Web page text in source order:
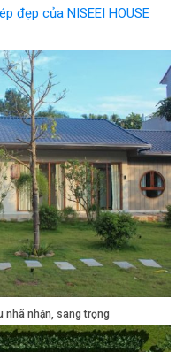
đẹp của NISEEI HOUSE
nhã nhặn, sang trọng